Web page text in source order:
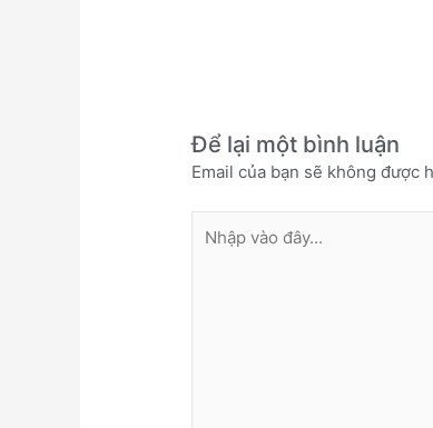
Để lại một bình luận
Email của bạn sẽ không được
vào